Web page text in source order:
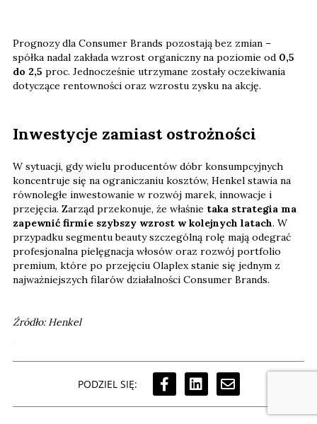
Prognozy dla Consumer Brands pozostają bez zmian –
spółka nadal zakłada wzrost organiczny na poziomie od 0,5
do 2,5 proc. Jednocześnie utrzymane zostały oczekiwania
dotyczące rentowności oraz wzrostu zysku na akcję.
Inwestycje zamiast ostrożności
W sytuacji, gdy wielu producentów dóbr konsumpcyjnych
koncentruje się na ograniczaniu kosztów, Henkel stawia na
równoległe inwestowanie w rozwój marek, innowacje i
przejęcia. Zarząd przekonuje, że właśnie taka strategia ma
zapewnić firmie szybszy wzrost w kolejnych latach. W
przypadku segmentu beauty szczególną rolę mają odegrać
profesjonalna pielęgnacja włosów oraz rozwój portfolio
premium, które po przejęciu Olaplex stanie się jednym z
najważniejszych filarów działalności Consumer Brands.
Źródło: Henkel
PODZIEL SIĘ: